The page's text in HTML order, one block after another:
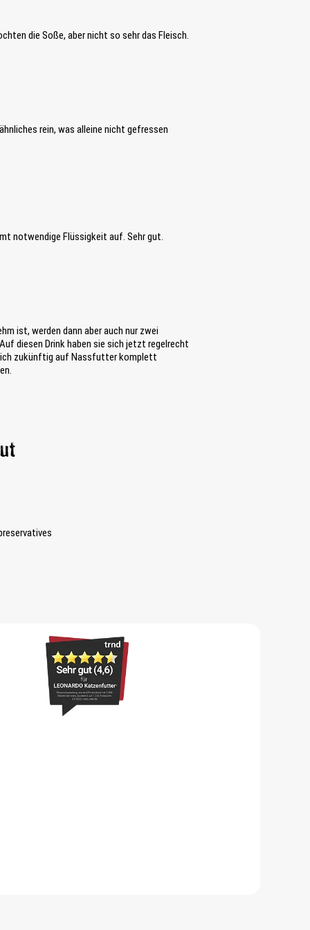
die Soße, aber nicht so sehr das Fleisch.
rein, was alleine nicht gefressen
notwendige Flüssigkeit auf. Sehr gut.
ist, werden dann aber auch nur zwei
diesen Drink haben sie sich jetzt regelrecht
ich zukünftig auf Nassfutter komplett